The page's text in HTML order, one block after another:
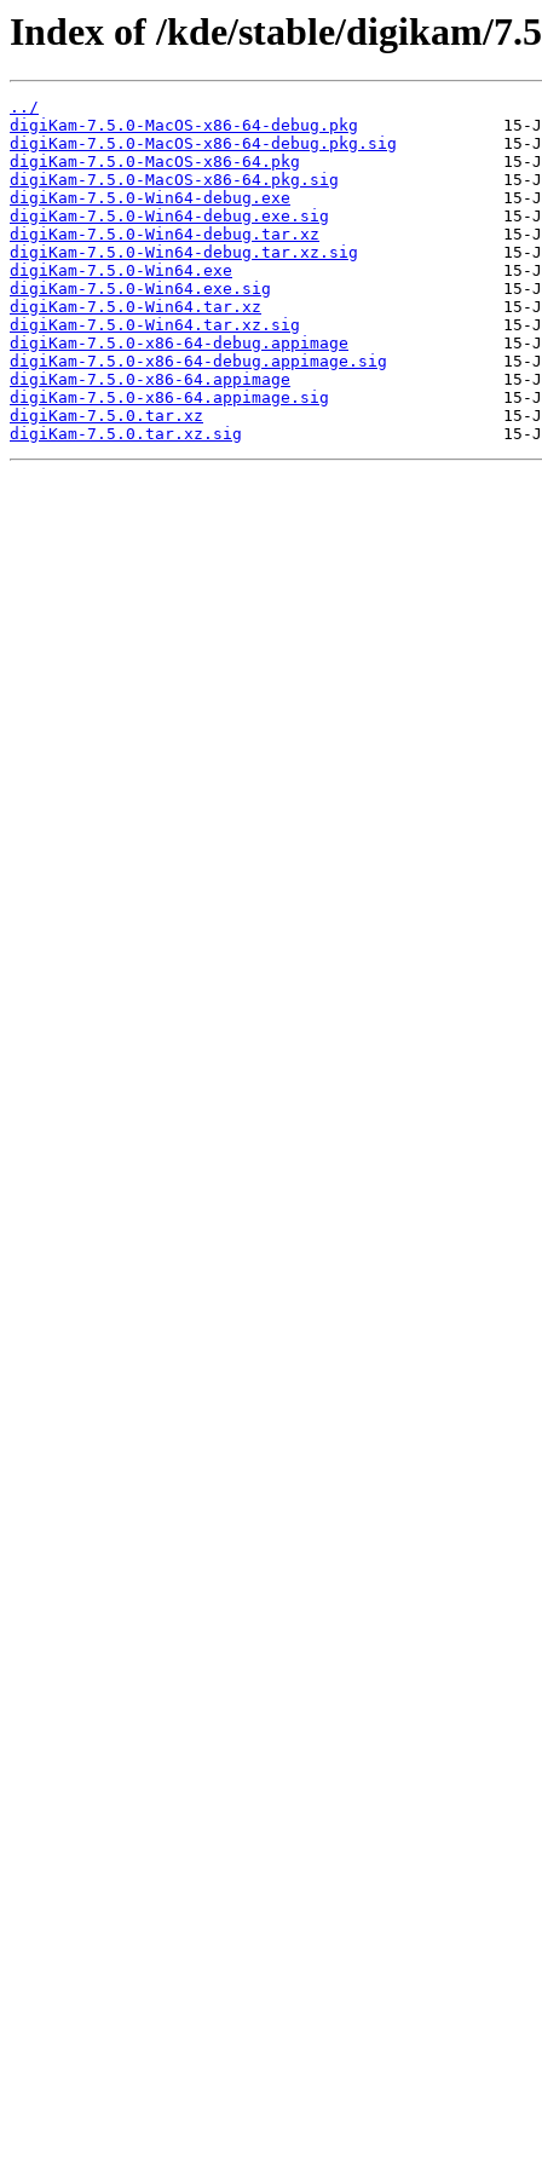
Index of /kde/stable/digikam/
../
digiKam-7.5.0-MacOS-x86-64-debug.pkg
digiKam-7.5.0-MacOS-x86-64-debug.pkg.sig
digiKam-7.5.0-MacOS-x86-64.pkg
digiKam-7.5.0-MacOS-x86-64.pkg.sig
digiKam-7.5.0-Win64-debug.exe
digiKam-7.5.0-Win64-debug.exe.sig
digiKam-7.5.0-Win64-debug.tar.xz
digiKam-7.5.0-Win64-debug.tar.xz.sig
digiKam-7.5.0-Win64.exe
digiKam-7.5.0-Win64.exe.sig
digiKam-7.5.0-Win64.tar.xz
digiKam-7.5.0-Win64.tar.xz.sig
digiKam-7.5.0-x86-64-debug.appimage
digiKam-7.5.0-x86-64-debug.appimage.sig
digiKam-7.5.0-x86-64.appimage
digiKam-7.5.0-x86-64.appimage.sig
digiKam-7.5.0.tar.xz
digiKam-7.5.0.tar.xz.sig